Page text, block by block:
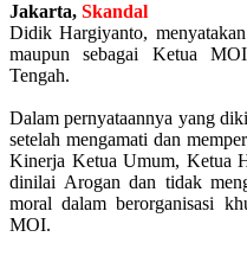
Jakarta, Skandal
Didik Hargiyanto,
maupun sebagai Ketua
Tengah.
Dalam pernyataannya yang
setelah mengamati dan
Kinerja Ketua Umum, Ketua
dinilai Arogan dan tidak
moral dalam berorganisasi
MOI.